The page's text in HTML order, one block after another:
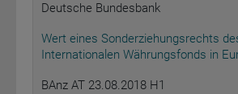
Deutsche Bundesbank
Wert eines Sonderziehungsrechts
Internationalen Währungsfonds in
BAnz AT 23.08.2018 H1